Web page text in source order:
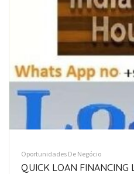
Oportunidades De Negócio
QUICK LOAN FINANCING